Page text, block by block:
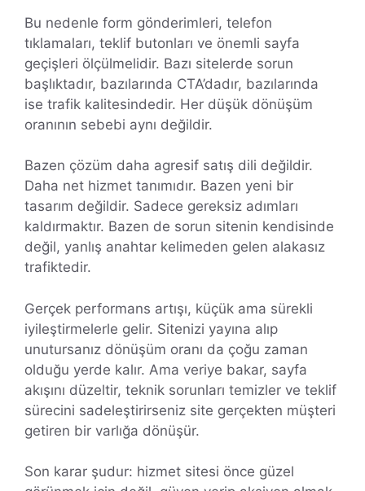
Bu nedenle form gönderimleri, telefon
tıklamaları, teklif butonları ve önemli sayfa
geçişleri ölçülmelidir. Bazı sitelerde sorun
başlıktadır, bazılarında CTA’dadır, bazılarında
ise trafik kalitesindedir. Her düşük dönüşüm
oranının sebebi aynı değildir.
Bazen çözüm daha agresif satış dili değildir.
Daha net hizmet tanımıdır. Bazen yeni bir
tasarım değildir. Sadece gereksiz adımları
kaldırmaktır. Bazen de sorun sitenin kendisinde
değil, yanlış anahtar kelimeden gelen alakasız
trafiktedir.
Gerçek performans artışı, küçük ama sürekli
iyileştirmelerle gelir. Sitenizi yayına alıp
unutursanız dönüşüm oranı da çoğu zaman
olduğu yerde kalır. Ama veriye bakar, sayfa
akışını düzeltir, teknik sorunları temizler ve teklif
sürecini sadeleştirirseniz site gerçekten müşteri
getiren bir varlığa dönüşür.
Son karar şudur: hizmet sitesi önce güzel